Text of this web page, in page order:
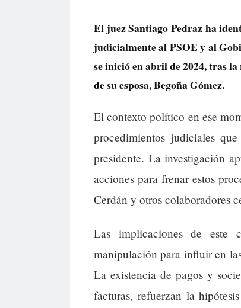
El juez Santiago Pedraz ha
judicialmente al PSOE y al
se inició en abril de 2024, tras
de su esposa, Begoña Gómez.
El contexto político en ese
procedimientos judiciales
presidente. La investigación
acciones para frenar estos
Cerdán y otros colaboradores
Las implicaciones de este
manipulación para influir en
La existencia de pagos y
facturas, refuerzan la